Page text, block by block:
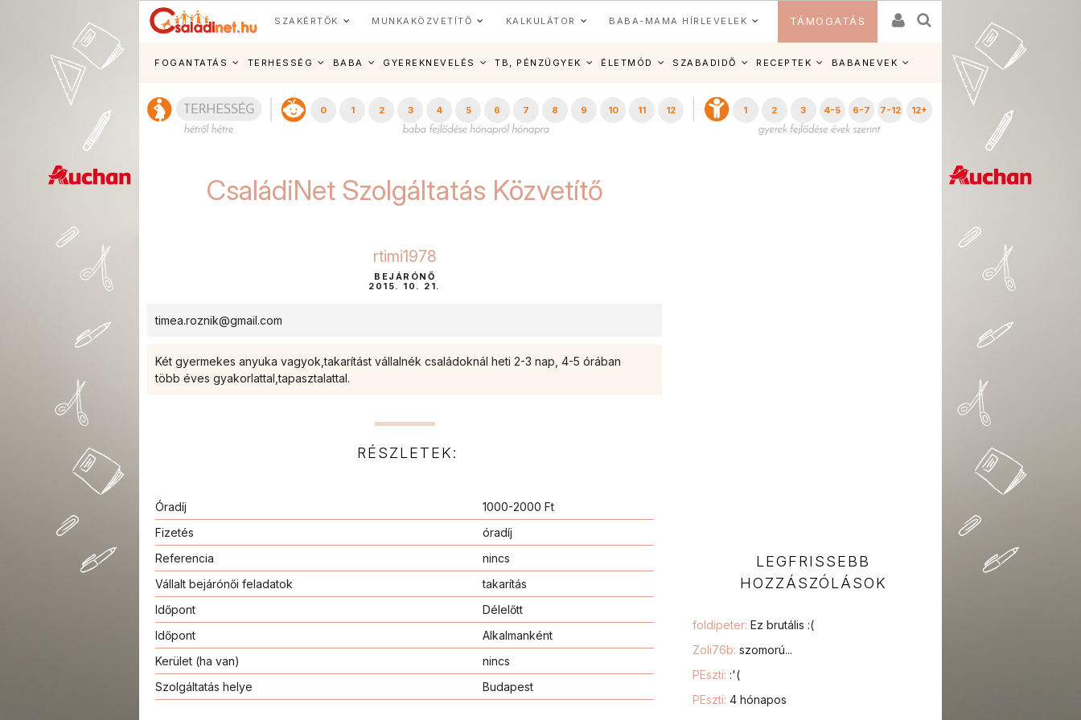
SZAKÉRTŐK MUNKAKÖZVETÍTŐ KALKULÁTOR BABA-MAMA HÍRLEVELEK TÁMOGATÁS
FOGANTATÁS TERHESSÉG BABA GYEREKNEVELÉS TB, PÉNZÜGYEK ÉLETMÓD SZABADIDŐ RECEPTEK BABANEVEK
0 1 2 3 4 5 6 7 8 9 10 11 12 1 2 3 4-5 6-7 7-12 12+
CsaládiNet Szolgáltatás Közvetítő
rtimi1978
BEJÁRÓNŐ
2015. 10. 21.
timea.roznik@gmail.com
Két gyermekes anyuka vagyok,takarítást vállalnék családoknál heti 2-3 nap, 4-5 órában
több éves gyakorlattal,tapasztalattal.
RÉSZLETEK:
Óradíj
1000-2000 Ft
Fizetés
óradíj
Referencia
nincs
Vállalt bejárónői feladatok
takarítás
Időpont
Délelőtt
Időpont
Alkalmanként
Kerület (ha van)
nincs
Szolgáltatás helye
Budapest
LEGFRISSEBB
HOZZÁSZÓLÁSOK
foldipeter: Ez brutális :(
Zoli76b: szomorú...
PEszti: :'(
PEszti: 4 hónapos